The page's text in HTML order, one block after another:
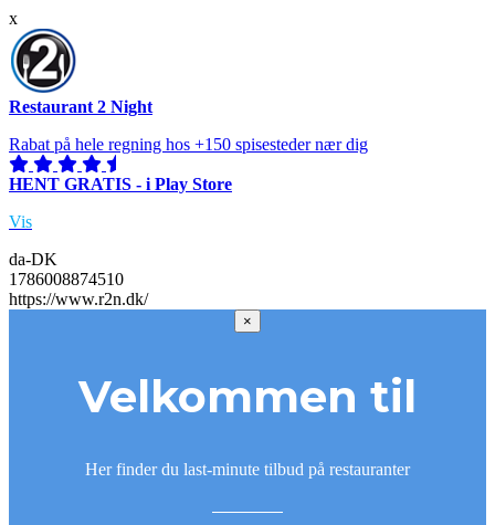
x
Restaurant 2 Night
Rabat på hele regning hos +150 spisesteder nær dig
HENT GRATIS - i Play Store
Vis
da-DK
1786008874510
https://www.r2n.dk/
×
Velkommen til
Her finder du last-minute tilbud på restauranter